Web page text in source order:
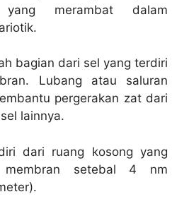
merambat dalam
bagian dari sel yang terdiri
Lubang atau saluran
pergerakan zat dari
lainnya.
dari ruang kosong yang
membran setebal 4 nm